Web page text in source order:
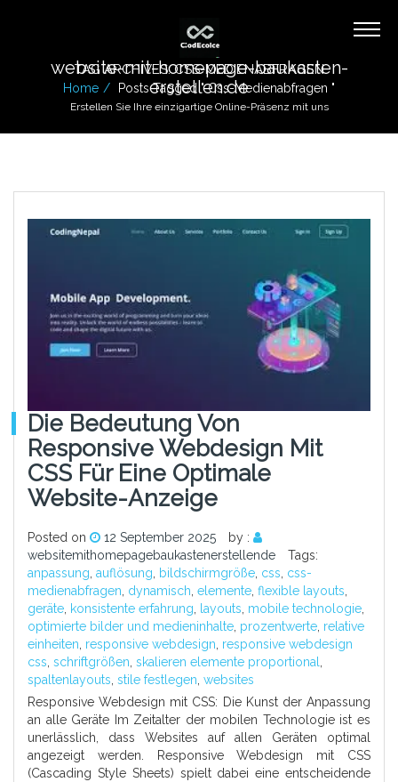
website-mit-homepage-baukasten-
erstellen.de
Erstellen Sie Ihre einzigartige Online-Präsenz mit uns
TAG ARCHIVES: CSS-MEDIENABFRAGEN
Home Posts Tagged " Css-Medienabfragen "
Die Bedeutung Von
Responsive Webdesign Mit
CSS Für Eine Optimale
Website-Anzeige
Posted on 12 September 2025
by :
websitemithomepagebaukastenerstellende
Tags:
anpassung auflösung bildschirmgröße css css-
medienabfragen dynamisch elemente flexible layouts
geräte konsistente erfahrung layouts mobile technologie
optimierte bilder und medieninhalte prozentwerte relative
einheiten responsive webdesign responsive webdesign
css schriftgrößen skalieren elemente proportional
spaltenlayouts stile festlegen websites
Responsive Webdesign mit CSS: Die Kunst der Anpassung
an alle Geräte Im Zeitalter der mobilen Technologie ist es
unerlässlich, dass Websites auf allen Geräten optimal
angezeigt werden. Responsive Webdesign mit CSS
(Cascading Style Sheets) spielt dabei eine entscheidende